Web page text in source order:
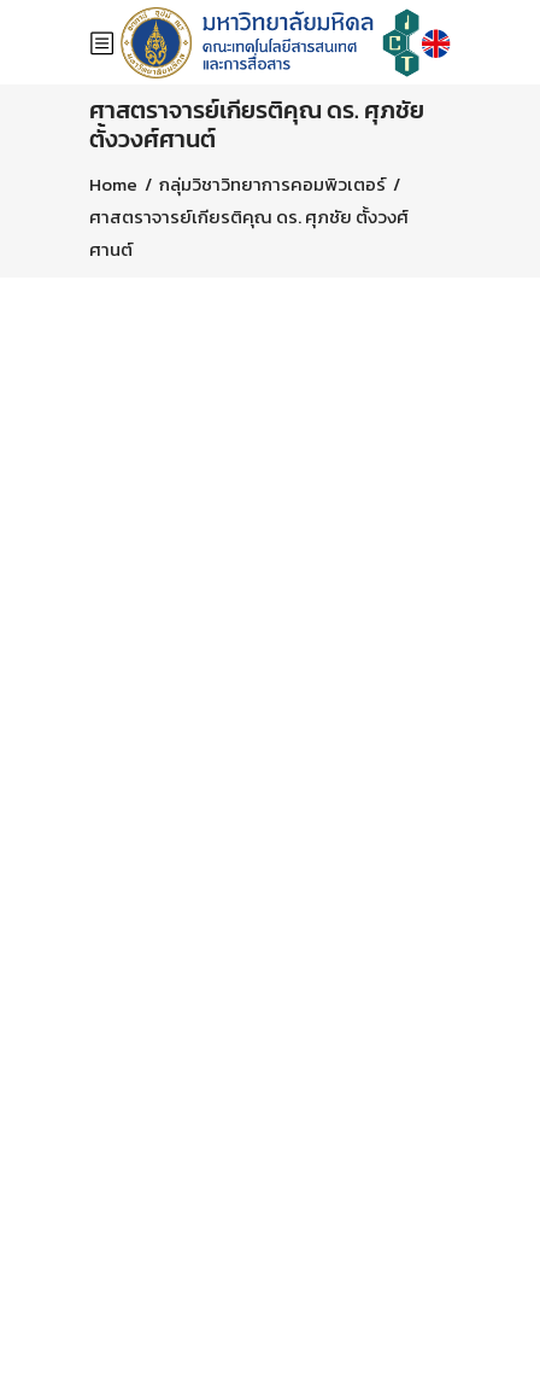
ศาสตราจารย์เกียรติคุณ ดร. ศุภชัย
ตั้งวงศ์ศานต์
Home / กลุ่มวิชาวิทยาการคอมพิวเตอร์/
ศาสตราจารย์เกียรติคุณ ดร. ศุภชัย ตั้งวงศ์
ศานต์